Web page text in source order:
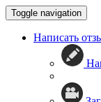
Toggle navigation
Написать